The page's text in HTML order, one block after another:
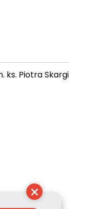
ks. Piotra Skargi
×